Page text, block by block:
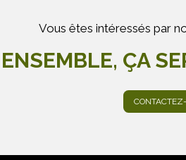
Vous êtes intéressés par
ENSEMBLE, ÇA